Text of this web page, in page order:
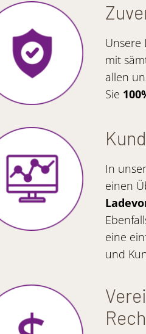
Unsere
mit
allen
Sie
In
einen
eine
und